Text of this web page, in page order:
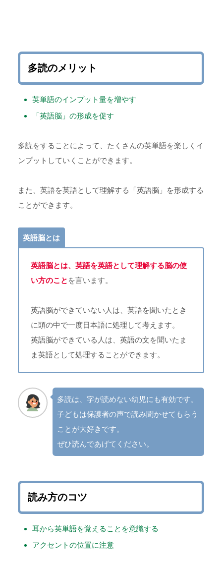
多読のメリット
英単語のインプット量を増やす
「英語脳」の形成を促す
多読をすることによって、たくさんの英単語を楽しくイ
ンプットしていくことができます。
また、英語を英語として理解する「英語脳」を形成する
ことができます。
英語脳とは
英語脳とは、英語を英語として理解する脳の使
い方のこと を言います。
英語脳ができていない人は、英語を聞いたとき
に頭の中で一度日本語に処理して考えます。
英語脳ができている人は、英語の文を聞いたま
ま英語として処理することができます。
多読は、字が読めない幼児にも有効です。
子どもは保護者の声で読み聞かせてもらう
ことが大好きです。
ぜひ読んであげてください。
読み方のコツ
耳から英単語を覚えることを意識する
アクセントの位置に注意